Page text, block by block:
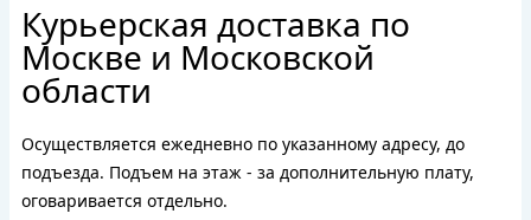
Курьерская доставка по
Москве и Московской
области
Осуществляется ежедневно по указанному адресу, до
подъезда. Подъем на этаж - за дополнительную плату,
оговаривается отдельно.